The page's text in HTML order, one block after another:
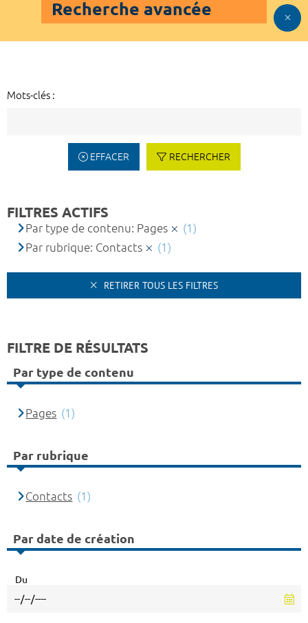
Recherche avancée
Mots-clés :
EFFACER RECHERCHER
FILTRES ACTIFS
Par type de contenu: Pages
(1)
Par rubrique: Contacts
(1)
RETIRER TOUS LES FILTRES
FILTRE DE RÉSULTATS
Par type de contenu
Pages (1)
Par rubrique
Contacts (1)
Par date de création
Du